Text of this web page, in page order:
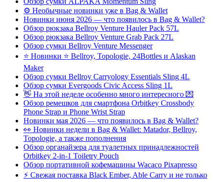
⚙️ Необычные новинки уже в Bag & Wallet
Новинки июня 2026 — что появилось в Bag & Wallet?
Обзор рюкзака Bellroy Venture Hauler Pack 57L
Обзор рюкзака Bellroy Venture Grab Pack 27L
Обзор сумки Bellroy Venture Messenger
⭐ Новинки ⭐ Bellroy, Topologie, 24Bottles и Alaskan
Maker
Обзор сумки Bellroy Carryology Essentials Sling 4L
Обзор сумки Evergoods Civic Access Sling 1L
👋 На этой неделе особенно много интересного 💌
Обзор ремешков для смартфона Orbitkey Crossbody
Phone Strap и Phone Wrist Strap
Новинки мая 2026 — что появилось в Bag & Wallet?
👀 Новинки недели в Bag & Wallet: Matador, Bellroy,
Topologie, а также пополнения
Обзор органайзера для туалетных принадлежностей
Orbitkey 2-in-1 Toiletry Pouch
Обзор портативной кофемашины Wacaco Pixapresso
⚡ Свежая поставка Black Ember, Able Carry и не только